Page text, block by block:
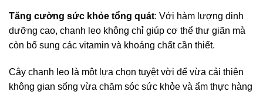
Tăng cường sức khỏe tổng quát: Với hàm lượng dinh
dưỡng cao, chanh leo không chỉ giúp cơ thể thư giãn mà
còn bổ sung các vitamin và khoáng chất cần thiết.
Cây chanh leo là một lựa chọn tuyệt vời để vừa cải thiện
không gian sống vừa chăm sóc sức khỏe và ẩm thực hàng